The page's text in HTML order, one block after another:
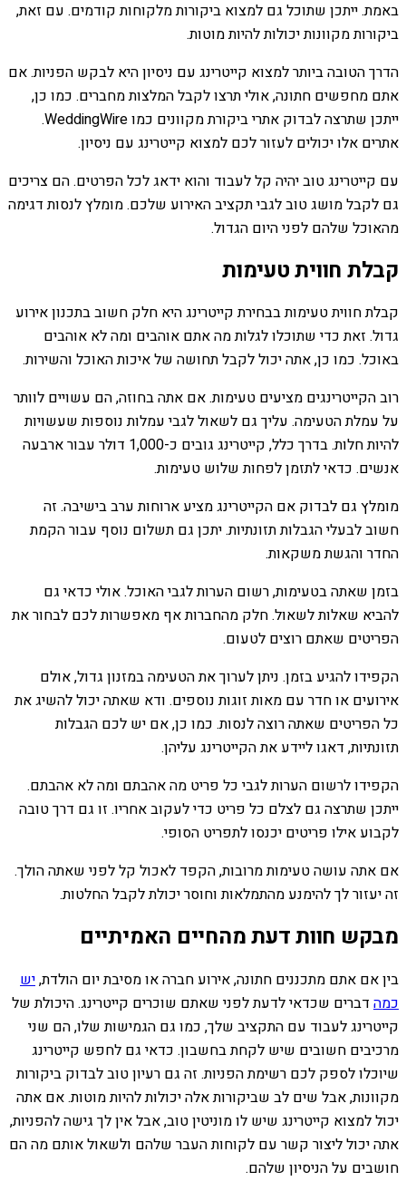
באמת. ייתכן שתוכל גם למצוא ביקורות מלקוחות קודמים. עם זאת,
ביקורות מקוונות יכולות להיות מוטות.
הדרך הטובה ביותר למצוא קייטרינג עם ניסיון היא לבקש הפניות. אם
אתם מחפשים חתונה, אולי תרצו לקבל המלצות מחברים. כמו כן,
ייתכן שתרצה לבדוק אתרי ביקורת מקוונים כמו WeddingWire.
אתרים אלו יכולים לעזור לכם למצוא קייטרינג עם ניסיון.
עם קייטרינג טוב יהיה קל לעבוד והוא ידאג לכל הפרטים. הם צריכים
גם לקבל מושג טוב לגבי תקציב האירוע שלכם. מומלץ לנסות דגימה
מהאוכל שלהם לפני היום הגדול.
קבלת חווית טעימות
קבלת חווית טעימות בבחירת קייטרינג היא חלק חשוב בתכנון אירוע
גדול. זאת כדי שתוכלו לגלות מה אתם אוהבים ומה לא אוהבים
באוכל. כמו כן, אתה יכול לקבל תחושה של איכות האוכל והשירות.
רוב הקייטרינגים מציעים טעימות. אם אתה בחוזה, הם עשויים לוותר
על עמלת הטעימה. עליך גם לשאול לגבי עמלות נוספות שעשויות
להיות חלות. בדרך כלל, קייטרינג גובים כ-1,000 דולר עבור ארבעה
אנשים. כדאי לתזמן לפחות שלוש טעימות.
מומלץ גם לבדוק אם הקייטרינג מציע ארוחות ערב בישיבה. זה
חשוב לבעלי הגבלות תזונתיות. יתכן גם תשלום נוסף עבור הקמת
החדר והגשת משקאות.
בזמן שאתה בטעימות, רשום הערות לגבי האוכל. אולי כדאי גם
להביא שאלות לשאול. חלק מהחברות אף מאפשרות לכם לבחור את
הפריטים שאתם רוצים לטעום.
הקפידו להגיע בזמן. ניתן לערוך את הטעימה במזנון גדול, אולם
אירועים או חדר עם מאות זוגות נוספים. ודא שאתה יכול להשיג את
כל הפריטים שאתה רוצה לנסות. כמו כן, אם יש לכם הגבלות
תזונתיות, דאגו ליידע את הקייטרינג עליהן.
הקפידו לרשום הערות לגבי כל פריט מה אהבתם ומה לא אהבתם.
ייתכן שתרצה גם לצלם כל פריט כדי לעקוב אחריו. זו גם דרך טובה
לקבוע אילו פריטים יכנסו לתפריט הסופי.
אם אתה עושה טעימות מרובות, הקפד לאכול קל לפני שאתה הולך.
זה יעזור לך להימנע מהתמלאות וחוסר יכולת לקבל החלטות.
מבקש חוות דעת מהחיים האמיתיים
בין אם אתם מתכננים חתונה, אירוע חברה או מסיבת יום הולדת,יש
כמה דברים שכדאי לדעת לפני שאתם שוכרים קייטרינג.היכולת של
קייטרינג לעבוד עם התקציב שלך, כמו גם הגמישות שלו, הם שני
מרכיבים חשובים שיש לקחת בחשבון. כדאי גם לחפש קייטרינג
שיוכלו לספק לכם רשימת הפניות. זה גם רעיון טוב לבדוק ביקורות
מקוונות, אבל שים לב שביקורות אלה יכולות להיות מוטות. אם אתה
יכול למצוא קייטרינג שיש לו מוניטין טוב, אבל אין לך גישה להפניות,
אתה יכול ליצור קשר עם לקוחות העבר שלהם ולשאול אותם מה הם
חושבים על הניסיון שלהם.